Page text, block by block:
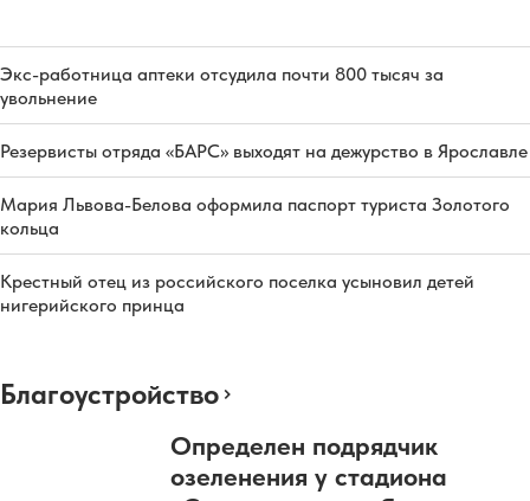
Экс-работница аптеки отсудила почти 800 тысяч за
увольнение
Резервисты отряда «БАРС» выходят на дежурство в Ярославле
Мария Львова-Белова оформила паспорт туриста Золотого
кольца
Крестный отец из российского поселка усыновил детей
нигерийского принца
Благоустройство
Определен подрядчик
озеленения у стадиона